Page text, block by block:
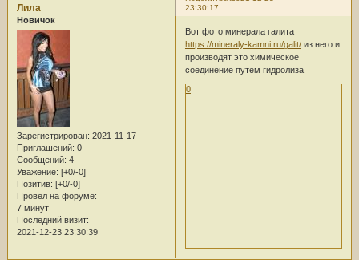
23:30:17
Лила
Новичок
Зарегистрирован: 2021-11-17
Приглашений: 0
Сообщений: 4
Уважение: [+0/-0]
Позитив: [+0/-0]
Провел на форуме:
7 минут
Последний визит:
2021-12-23 23:30:39
Вот фото минерала галита
https://mineraly-kamni.ru/galit/из него и
производят это химическое
соединение путем гидролиза
0